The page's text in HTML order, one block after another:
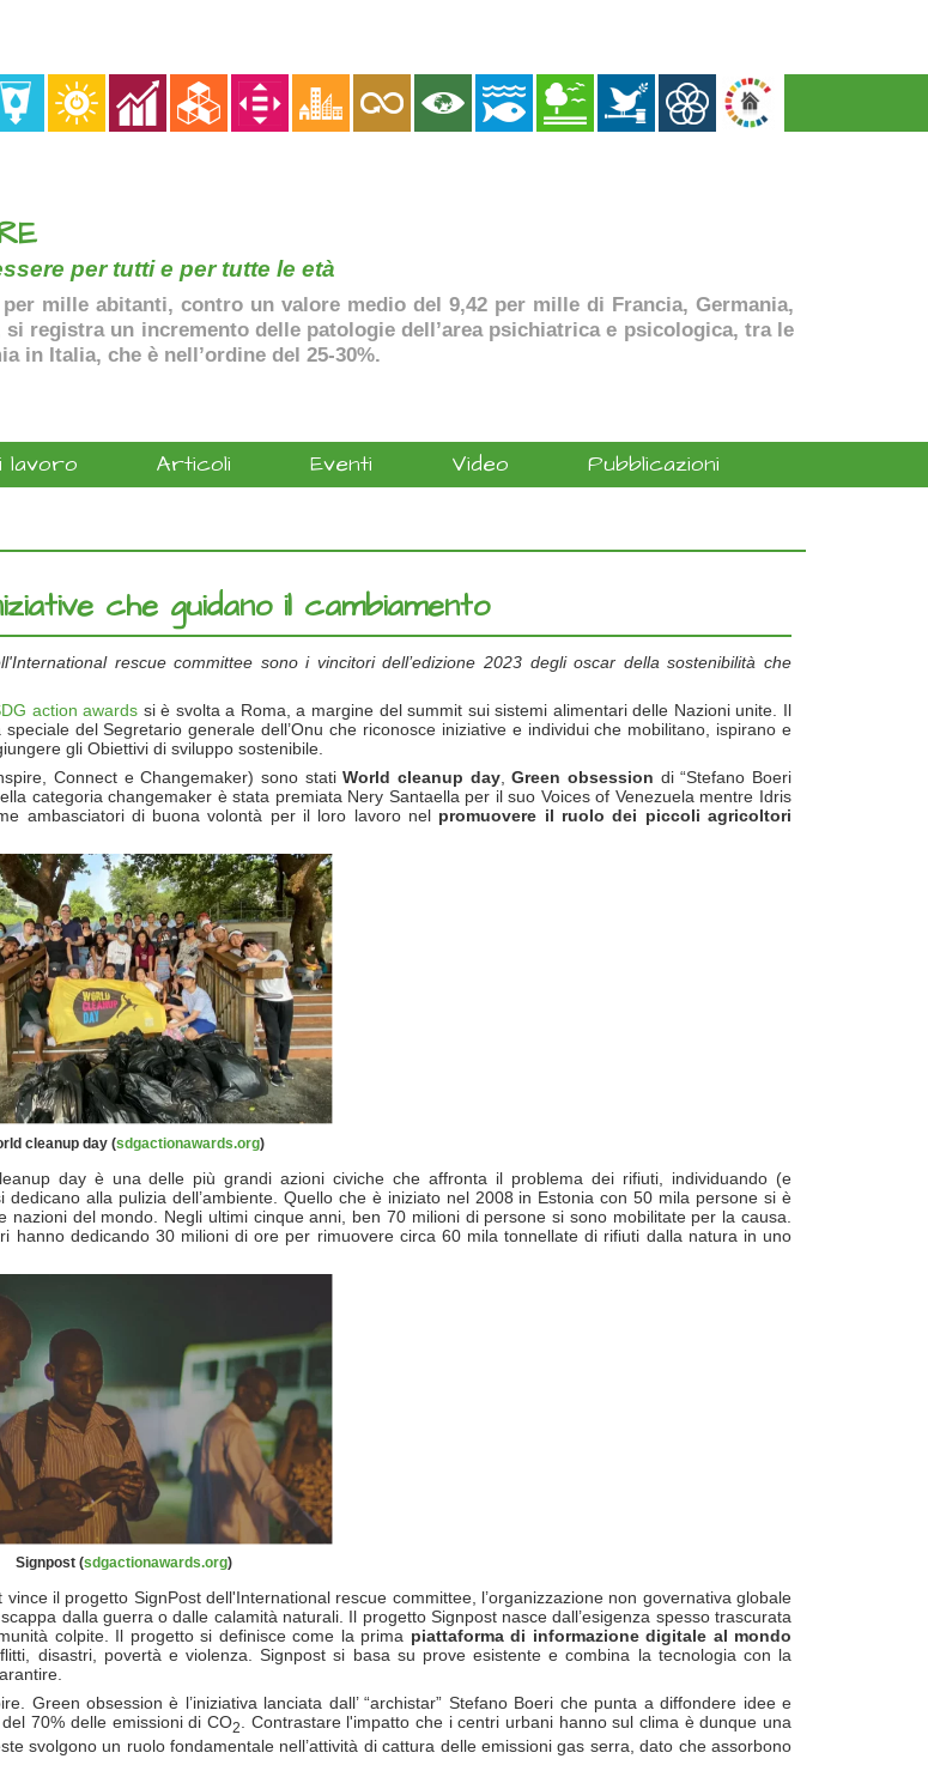
per tutti e per tutte le età
mille abitanti, contro un valore medio del 9,42 per mille di Francia, Germania,
si registra un incremento delle patologie dell’area psichiatrica e psicologica, tra le
in Italia, che è nell’ordine del 25-30%.
lavoro Articoli Eventi Video Pubblicazioni
che guidano il cambiamento
rescue committee sono i vincitori dell’edizione 2023 degli oscar della sostenibilità che
action awards si è svolta a Roma, a margine del summit sui sistemi alimentari delle Nazioni unite. Il
speciale del Segretario generale dell’Onu che riconosce iniziative e individui che mobilitano, ispirano e
gli Obiettivi di sviluppo sostenibile.
Connect e Changemaker) sono statiWorld cleanup day,Green obsession di “Stefano Boeri
categoria changemaker è stata premiata Nery Santaella per il suo Voices of Venezuela mentre Idris
ambasciatori di buona volontà per il loro lavoro nel promuovere il ruolo dei piccoli agricoltori
cleanup day (sdgactionawards.org)
day è una delle più grandi azioni civiche che affronta il problema dei rifiuti, individuando (e
alla pulizia dell’ambiente. Quello che è iniziato nel 2008 in Estonia con 50 mila persone si è
nazioni del mondo. Negli ultimi cinque anni, ben 70 milioni di persone si sono mobilitate per la causa.
hanno dedicando 30 milioni di ore per rimuovere circa 60 mila tonnellate di rifiuti dalla natura in uno
Signpost (sdgactionawards.org)
vince il progetto SignPost dell'International rescue committee, l’organizzazione non governativa globale
dalla guerra o dalle calamità naturali. Il progetto Signpost nasce dall’esigenza spesso trascurata
colpite. Il progetto si definisce come la prima piattaforma di informazione digitale al mondo
disastri, povertà e violenza. Signpost si basa su prove esistente e combina la tecnologia con la
Green obsession è l’iniziativa lanciata dall’ “archistar” Stefano Boeri che punta a diffondere idee e
70% delle emissioni di CO2
. Contrastare l'impatto che i centri urbani hanno sul clima è dunque una
svolgono un ruolo fondamentale nell’attività di cattura delle emissioni gas serra, dato che assorbono